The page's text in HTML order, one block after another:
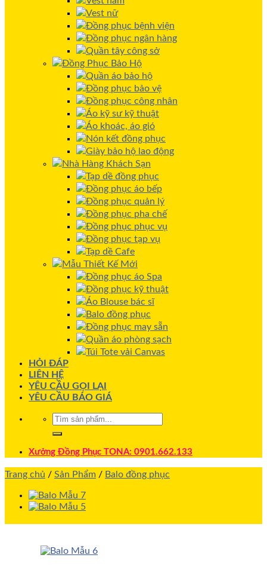
Vest nữ
Đồng phục bệnh viện
Đồng phục ngân hàng
Quần tây công sở
Đồng Phục Bảo Hộ
Quần áo bảo hộ
Đồng phục bảo vệ
Đồng phục công nhân
Áo kỹ sư kỹ thuật
Áo khoác, áo gió
Nón kết đồng phục
Giày bảo hộ lao động
Nhà Hàng Khách Sạn
Tạp dề đồng phục
Đồng phục áo bếp
Đồng phục quản lý
Đồng phục pha chế
Đồng phục phục vụ
Đồng phục tạp vụ
Tạp dề Cafe
Mẫu Thiết Kế Mới
Đồng phục áo Spa
Đồng phục kỹ thuật
Áo Blouse bác sĩ
Balo đồng phục
Đồng phục may sẵn
Quần áo phòng sạch
Túi Tote vải Canvas
HỎI ĐÁP
LIÊN HỆ
YÊU CẦU GỌI LẠI
YÊU CẦU BÁO GIÁ
Xưởng Đồng Phục TONA: 0901.662.133
Trang chủ / Sản Phẩm / Balo đồng phục